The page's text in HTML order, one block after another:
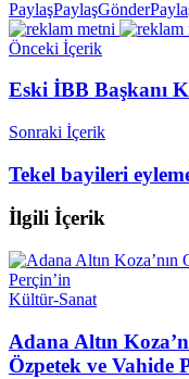
PaylaşPaylaşGönder
Önceki İçerik
Eski İBB Başkanı
Sonraki İçerik
Tekel bayileri
İlgili İçerik
Kültür-Sanat
Adana Altın
Özpetek ve Vahide